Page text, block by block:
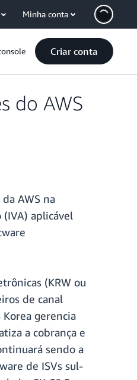
Minha conta
Criar conta
do AWS
AWS na
aplicável
(KRW ou
de canal
gerencia
a cobrança e
sendo a
de ISVs sul-